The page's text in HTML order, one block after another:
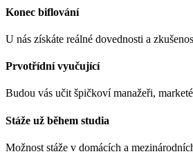
Konec biflování
U nás získáte reálné dovednosti a
Prvotřídní vyučující
Budou vás učit špičkoví manažeři,
Stáže už během studia
Možnost stáže v domácích a